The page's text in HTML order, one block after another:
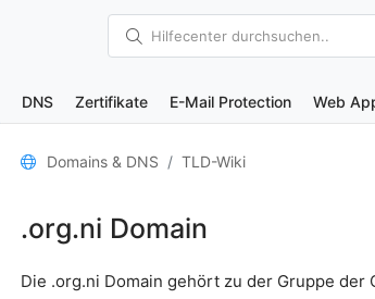
Hilfecenter durchsuchen..
DNS Zertifikate E-Mail Protection Web
Domains & DNS TLD-Wiki
.org.ni Domain
Die .org.ni Domain gehört zu der Gruppe